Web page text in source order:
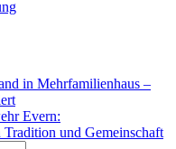
in Mehrfamilienhaus –
Evern:
und Gemeinschaft